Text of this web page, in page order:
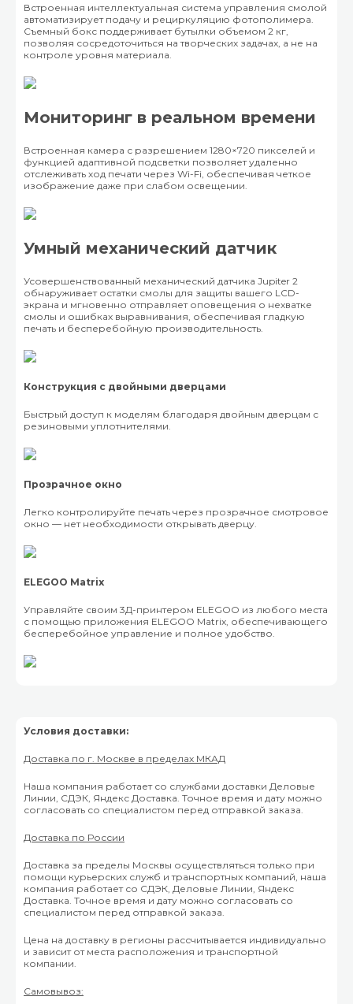
Встроенная интеллектуальная система управления смолой
автоматизирует подачу и рециркуляцию фотополимера.
Съемный бокс поддерживает бутылки объемом 2 кг,
позволяя сосредоточиться на творческих задачах, а не на
контроле уровня материала.
Мониторинг в реальном времени
Встроенная камера с разрешением 1280×720 пикселей и
функцией адаптивной подсветки позволяет удаленно
отслеживать ход печати через Wi-Fi, обеспечивая четкое
изображение даже при слабом освещении.
Умный механический датчик
Усовершенствованный механический датчика Jupiter 2
обнаруживает остатки смолы для защиты вашего LCD-
экрана и мгновенно отправляет оповещения о нехватке
смолы и ошибках выравнивания, обеспечивая гладкую
печать и бесперебойную производительность.
Конструкция с двойными дверцами
Быстрый доступ к моделям благодаря двойным дверцам с
резиновыми уплотнителями.
Прозрачное окно
Легко контролируйте печать через прозрачное смотровое
окно — нет необходимости открывать дверцу.
ELEGOO Matrix
Управляйте своим 3Д-принтером ELEGOO из любого места
с помощью приложения ELEGOO Matrix, обеспечивающего
бесперебойное управление и полное удобство.
Условия доставки:
Доставка по г. Москве в пределах МКАД
Наша компания работает со службами доставки Деловые
Линии, СДЭК, Яндекс Доставка. Точное время и дату можно
согласовать со специалистом перед отправкой заказа.
Доставка по России
Доставка за пределы Москвы осуществляться только при
помощи курьерских служб и транспортных компаний, наша
компания работает со СДЭК, Деловые Линии, Яндекс
Доставка. Точное время и дату можно согласовать со
специалистом перед отправкой заказа.
Цена на доставку в регионы рассчитывается индивидуально
и зависит от места расположения и транспортной
компании.
Самовывоз: